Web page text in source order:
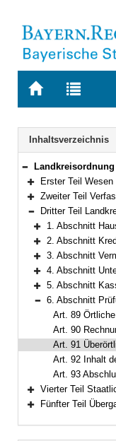
Zur
Zur
letzten
Suche
Inhaltsverzeichnis
Bereich reduzieren
Landkreisordnung für den Freistaat Bayern
Bereich erweitern
Erster Teil
Bereich erweitern
Zweiter Teil
Bereich reduzieren
Dritter Teil
Bereich erweitern
1. Abschnitt
Bereich erweitern
2. Abschnitt
Bereich erweitern
3. Abschnitt
Bereich erweitern
4. Abschnitt
Bereich erweitern
5. Abschnitt
Bereich reduzieren
6. Abschnitt
Art. 89
Art. 90
Art. 91
Art. 92 Inhalt
Art. 93
Bereich erweitern
Vierter Teil
Fünfter Teil